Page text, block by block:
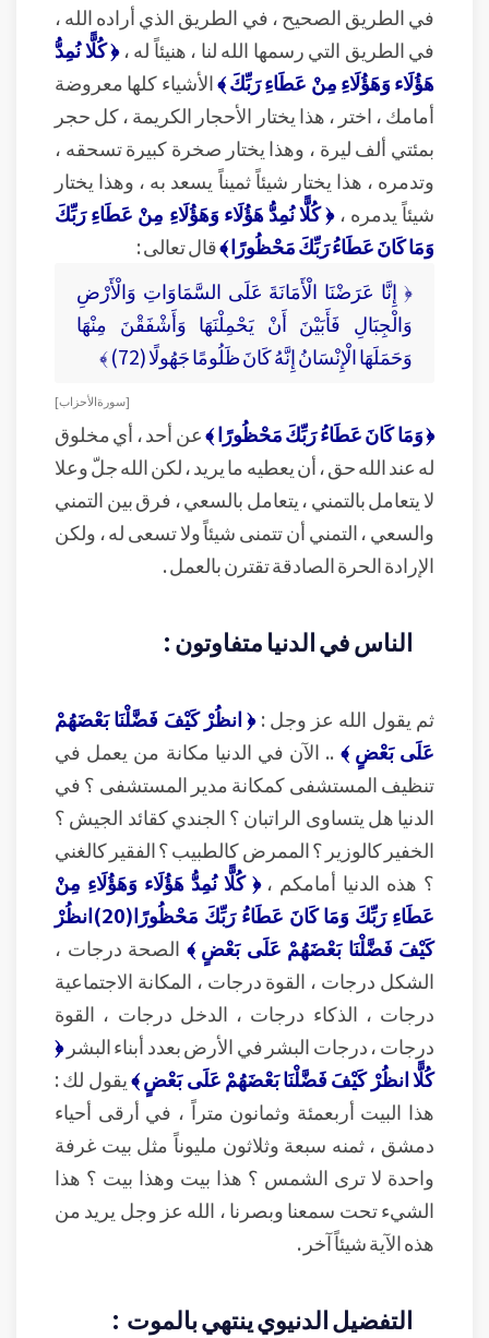
في الطريق الصحيح ، في الطريق الذي أراده الله ،
في الطريق التي رسمها الله لنا ، هنيئاً له ،﴿ كُلًّا نُمِدُّ
هَؤُلَاء وَهَؤُلَاءِ مِنْ عَطَاءِ رَبِّكَ ﴾الأشياء كلها معروضة
أمامك ، اختر ، هذا يختار الأحجار الكريمة ، كل حجر
بمئتي ألف ليرة ، وهذا يختار صخرة كبيرة تسحقه ،
وتدمره ، هذا يختار شيئاً ثميناً يسعد به ، وهذا يختار
شيئاً يدمره ، ﴿ كُلًّا نُمِدُّ هَؤُلَاء وَهَؤُلَاءِ مِنْ عَطَاءِ رَبِّكَ
وَمَا كَانَ عَطَاءُ رَبِّكَ مَحْظُورًا ﴾قال تعالى :
﴿ إِنَّا عَرَضْنَا الْأَمَانَةَ عَلَى السَّمَاوَاتِ وَالْأَرْضِ
وَالْجِبَالِ فَأَبَيْنَ أَنْ يَحْمِلْنَهَا وَأَشْفَقْنَ مِنْهَا
وَحَمَلَهَا الْإِنْسَانُ إِنَّهُ كَانَ ظَلُومًا جَهُولًا (72) ﴾
[ سورة الأحزاب ]
﴿ وَمَا كَانَ عَطَاءُ رَبِّكَ مَحْظُورًا ﴾عن أحد ، أي مخلوق
له عند الله حق ، أن يعطيه ما يريد ، لكن الله جلّ وعلا
لا يتعامل بالتمني ، يتعامل بالسعي ، فرق بين التمني
والسعي ، التمني أن تتمنى شيئاً ولا تسعى له ، ولكن
الإرادة الحرة الصادقة تقترن بالعمل .
الناس في الدنيا متفاوتون :
ثم يقول الله عز وجل :﴿ انظُرْ كَيْفَ فَضَّلْنَا بَعْضَهُمْ
عَلَى بَعْضٍ ﴾ .. الآن في الدنيا مكانة من يعمل في
تنظيف المستشفى كمكانة مدير المستشفى ؟ في
الدنيا هل يتساوى الراتبان ؟ الجندي كقائد الجيش ؟
الخفير كالوزير ؟ الممرض كالطبيب ؟ الفقير كالغني
؟ هذه الدنيا أمامكم ،﴿ كُلًّا نُمِدُّ هَؤُلَاء وَهَؤُلَاءِ مِنْ
عَطَاءِ رَبِّكَ وَمَا كَانَ عَطَاءُ رَبِّكَ مَحْظُورًا(20)انظُرْ
كَيْفَ فَضَّلْنَا بَعْضَهُمْ عَلَى بَعْضٍ ﴾ الصحة درجات ،
الشكل درجات ، القوة درجات ، المكانة الاجتماعية
درجات ، الذكاء درجات ، الدخل درجات ، القوة
درجات ، درجات البشر في الأرض بعدد أبناء البشر ﴿
كُلًّا انظُرْ كَيْفَ فَضَّلْنَا بَعْضَهُمْ عَلَى بَعْضٍ ﴾يقول لك :
هذا البيت أربعمئة وثمانون متراً ، في أرقى أحياء
دمشق ، ثمنه سبعة وثلاثون مليوناً مثل بيت غرفة
واحدة لا ترى الشمس ؟ هذا بيت وهذا بيت ؟ هذا
الشيء تحت سمعنا وبصرنا ، الله عز وجل يريد من
هذه الآية شيئاً آخر .
التفضيل الدنيوي ينتهي بالموت :